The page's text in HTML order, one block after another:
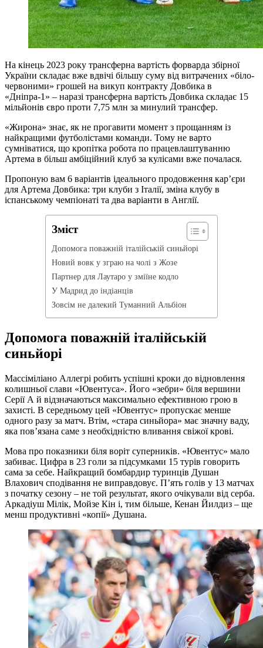
На кінець 2023 року трансферна вартість форварда збірної
України складає вже вдвічі більшу суму від витрачених «біло-
червоними» грошей на викуп контракту Довбика в
«Дніпра-1» – наразі трансферна вартість Довбика складає 15
мільйонів євро проти 7,75 млн за минулий трансфер.
«Жирона» знає, як не прогавити момент з прощанням із
найкращими футболістами команди. Тому не варто
сумніватися, що кропітка робота по працевлаштуванню
Артема в більш амбіційний клуб за кулісами вже почалася.
Пропоную вам 6 варіантів ідеального продовження карʼєри
для Артема Довбика: три клуби з Італії, зміна клубу в
іспанському чемпіонаті та два варіанти в Англії.
Зміст
Допомога поважній італійській синьйорі
Новий вовк у зграю на чолі з Жозе
Партнер для Лаутаро у зміїне кодло
У Мадрид до індіанців
Зовсім не далекий Туманний Альбіон
Допомога поважній італійській
синьйорі
Массіміліано Аллегрі робить успішні кроки до відновлення
колишньої слави «Ювентуса». Його «зебри» біля вершини
Серії А й відзначаються максимально ефективною грою в
захисті. В середньому цей «Ювентус» пропускає менше
одного разу за матч. Втім, «стара синьйора» має значну ваду,
яка пов’язана саме з необхідністю вливання свіжої крові.
Мова про показники біля воріт суперників. «Ювентус» мало
забиває. Цифра в 23 голи за підсумками 15 турів говорить
сама за себе. Найкращий бомбардир туринців Душан
Влахович сподівання не виправдовує. П’ять голів у 13 матчах
з початку сезону – не той результат, якого очікували від серба.
Аркадіуш Мілік, Мойзе Кін і, тим більше, Кенан Йилдиз – ще
менш продуктивні «копії» Душана.